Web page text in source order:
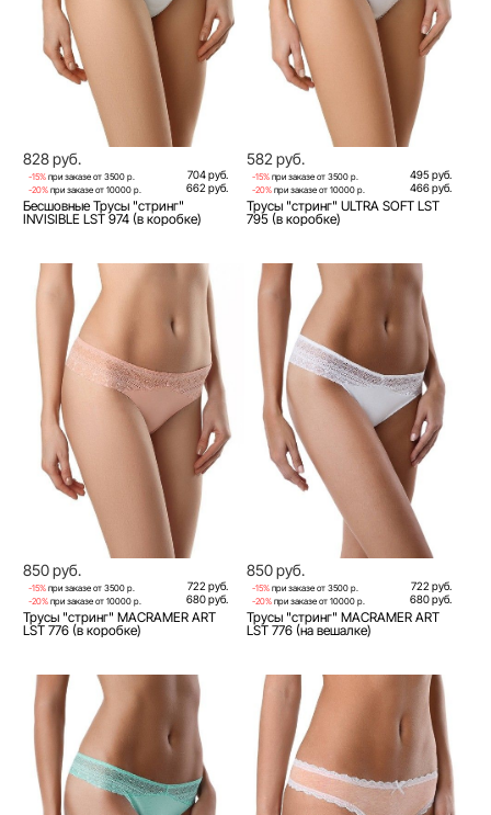
828 руб.
-15% при заказе от 3500 р. 704 руб.
-20% при заказе от 10000 р. 662 руб.
Бесшовные Трусы "стринг"
INVISIBLE LST 974 (в коробке)
582 руб.
-15% при заказе от 3500 р. 495 руб.
-20% при заказе от 10000 р. 466 руб.
Трусы "стринг" ULTRA SOFT LST
795 (в коробке)
850 руб.
-15% при заказе от 3500 р. 722 руб.
-20% при заказе от 10000 р. 680 руб.
Трусы "стринг" MACRAMER ART
LST 776 (в коробке)
850 руб.
-15% при заказе от 3500 р. 722 руб.
-20% при заказе от 10000 р. 680 руб.
Трусы "стринг" MACRAMER ART
LST 776 (на вешалке)